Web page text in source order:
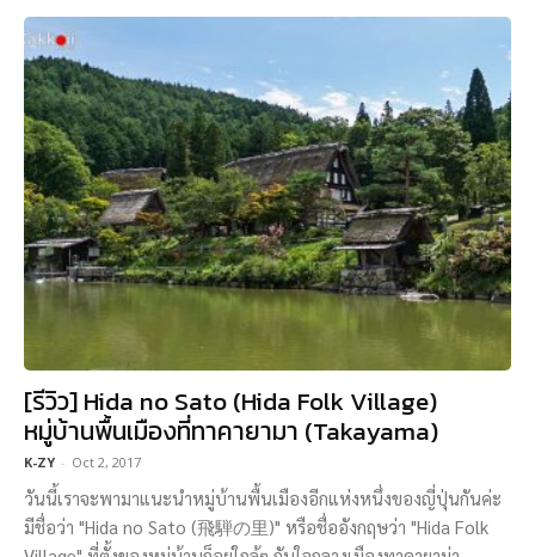
[รีวิว] Hida no Sato (Hida Folk Village)
หมู่บ้านพื้นเมืองที่ทาคายามา (Takayama)
K-ZY - Oct 2, 2017
วันนี้เราจะพามาแนะนำหมู่บ้านพื้นเมืองอีกแห่งหนึ่งของญี่ปุ่นกันค่ะ
มีชื่อว่า "Hida no Sato (飛騨の里)" หรือชื่ออังกฤษว่า "Hida Folk